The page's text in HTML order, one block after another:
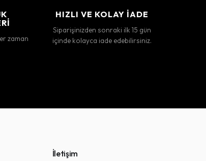
zaman
HIZLI VE KOLAY İADE
Siparişinizden sonraki ilk 15 gün
içinde kolayca iade edebilirsiniz.
İletişim